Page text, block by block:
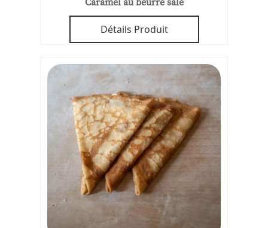
Caramel au beurre salé
Détails Produit